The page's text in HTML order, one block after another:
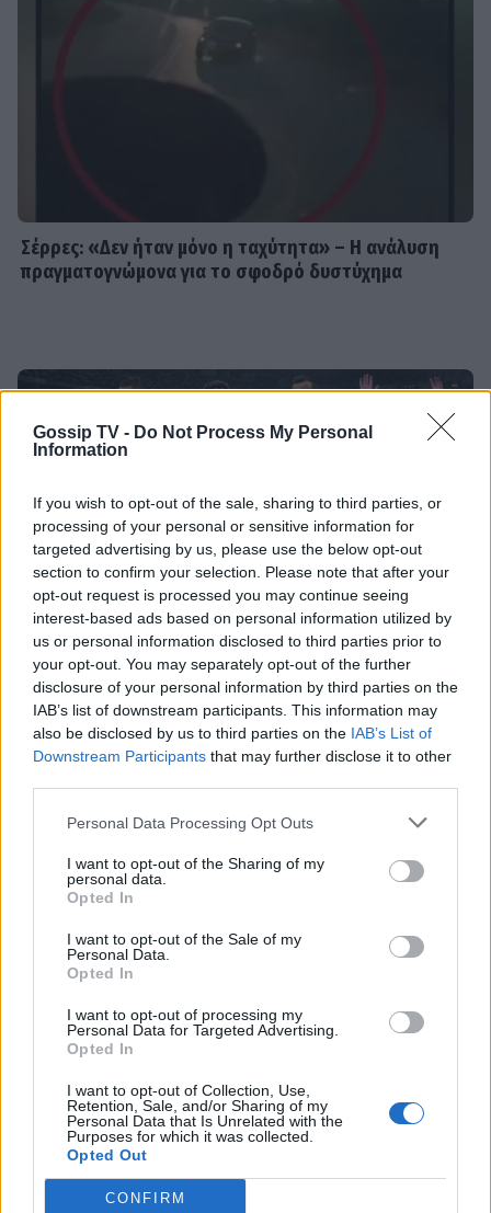
Gossip TV - Do Not Process My Personal
Information
If you wish to opt-out of the sale, sharing to third parties, or
processing of your personal or sensitive information for
targeted advertising by us, please use the below opt-out
section to confirm your selection. Please note that after your
opt-out request is processed you may continue seeing
interest-based ads based on personal information utilized by
us or personal information disclosed to third parties prior to
your opt-out. You may separately opt-out of the further
disclosure of your personal information by third parties on the
IAB’s list of downstream participants. This information may
also be disclosed by us to third parties on the IAB’s List of
Downstream Participants that may further disclose it to other
Personal Data Processing Opt Outs
I want to opt-out of the Sharing of my
personal data.
Opted In
I want to opt-out of the Sale of my
Personal Data.
Opted In
I want to opt-out of processing my
Personal Data for Targeted Advertising.
Opted In
I want to opt-out of Collection, Use,
Retention, Sale, and/or Sharing of my
Personal Data that Is Unrelated with the
Purposes for which it was collected.
Opted Out
CONFIRM
Ντόρα Κουτροκόη: Στο Παρίσι με τον
έρωτα της ζωής της, τον γιο της
επίγειο παράδεισο της Γαλλικής
Πολυνησίας
Παπαδόπουλος: Eπέλεξαν τη μακρινή
Αυστραλία για να περάσουν τις
Στέφανος Κωνσταντινίδης: Έκανε
«βουτιά» στα 48 του μαζί με τα
παιδιά του
SHOWBIZ
Νατάσα Εξηνταβελώνη: Η πιο
τρυφερή αγκαλιά στη Λίλα
Μπακλέση που μόλις γέννησε
«Μεσοπέλαγα αρμενίζω»
SHOWBIZ
έρωτας που φέρνει την απόλυτη
ισορροπία στην καριέρα του
SHOWBIZ
Ανδρομάχη: Στο νοσοκομείο με ορό η
γνωστή τραγουδίστρια μετά από
έντονη αδιαθεσία σε live εμφάνιση
Σέρρες: «Δεν ήταν μόνο η ταχύτητα» – Η ανάλυση
πραγματογνώμονα για το σφοδρό δυστύχημα
Οι παικταράδες που δεν έγιναν ποτέ οι θρύλοι που
περιμέναμε
Ο «ροκ σταρ» Φίλιππος Μιχόπουλος έγινε 44: Το
ποστ της Ευριπίδου και η φωτογραφία με τα παιδιά